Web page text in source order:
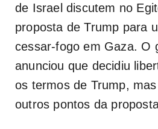
de Israel discutem no
proposta de Trump para
cessar-fogo em Gaza. O
anunciou que decidiu
os termos de Trump,
outros pontos da